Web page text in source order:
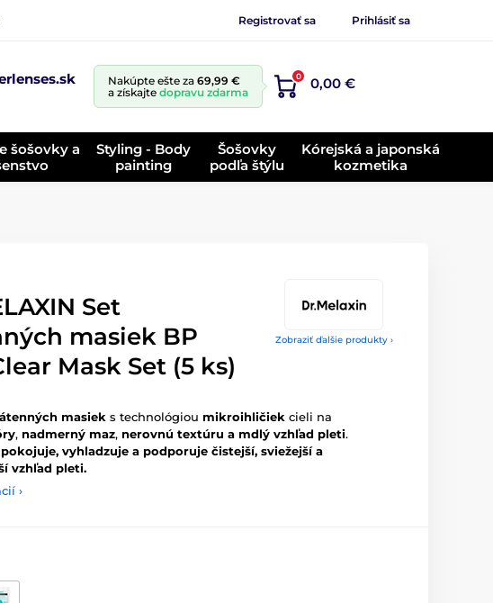
Registrovať sa Prihlásiť sa
Nakúpte ešte za 69,99 €
a získajte dopravu zdarma
0 0,00 €
šošovky a
Styling - Body
painting
Šošovky
podľa štýlu
Kórejská a japonská
kozmetika
Zobraziť ďalšie produkty ›
Set
masiek BP
Mask Set (5 ks)
masiek s technológiou mikroihličiek cieli na
, nadmerný maz, nerovnú textúru a mdlý vzhľad pleti.
vyhladzuje a podporuje čistejší, sviežejší a
vzhľad pleti.
›